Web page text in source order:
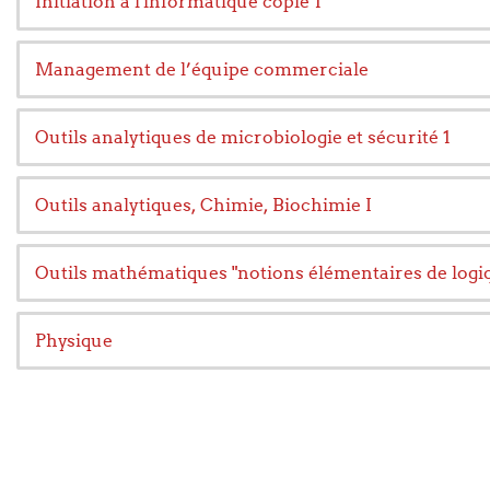
Management de l’équipe commerciale
Outils analytiques de microbiologie et sécurité 1
Outils analytiques, Chimie, Biochimie I
Outils mathématiques "notions élémentaires de
Physique